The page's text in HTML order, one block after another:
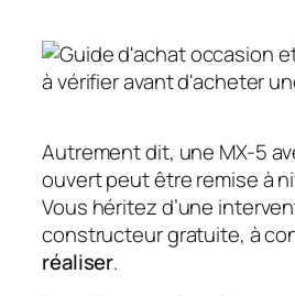
Autrement dit, une MX-5
ouvert peut être remise à
Vous héritez d’une
constructeur gratuite, à
réaliser.